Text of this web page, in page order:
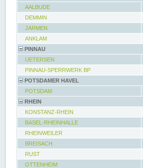
AALBUDE
DEMMIN
JARMEN
ANKLAM
PINNAU
UETERSEN
PINNAU-SPERRWERK BP
POTSDAMER HAVEL
POTSDAM
RHEIN
KONSTANZ-RHEIN
BASEL-RHEINHALLE
RHEINWEILER
BREISACH
RUST
OTTENHEIM